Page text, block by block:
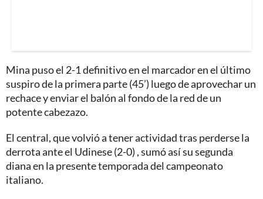
Mina puso el 2-1 definitivo en el marcador en el último
suspiro de la primera parte (45’) luego de aprovechar un
rechace y enviar el balón al fondo de la red de un
potente cabezazo.
El central, que volvió a tener actividad tras perderse la
derrota ante el Udinese (2-0) , sumó así su segunda
diana en la presente temporada del campeonato
italiano.